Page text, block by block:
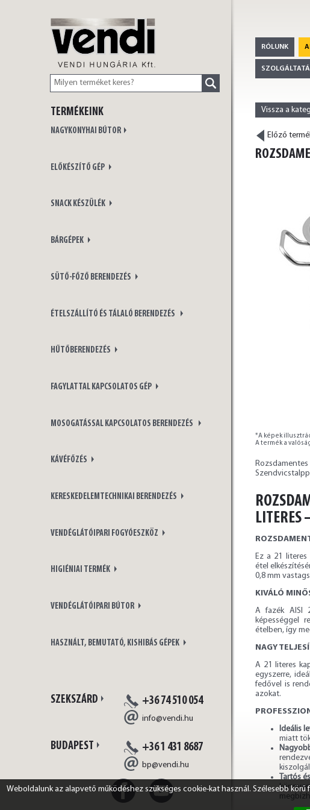
HUNGÁRIA Kft.
TERMÉKEINK
NAGYKONYHAI BÚTOR
ELŐKÉSZÍTŐ GÉP
SNACK KÉSZÜLÉK
BÁRGÉPEK
SÜTŐ-FŐZŐ BERENDEZÉS
ÉTELSZÁLLÍTÓ ÉS TÁLALÓ BERENDEZÉS
HŰTŐBERENDEZÉS
FAGYLATTAL KAPCSOLATOS GÉP
MOSOGATÁSSAL KAPCSOLATOS BERENDEZÉS
KÁVÉFŐZÉS
KERESKEDELEMTECHNIKAI BERENDEZÉS
VENDÉGLÁTÓIPARI FOGYÓESZKÖZ
HIGIÉNIAI TERMÉK
VENDÉGLÁTÓIPARI BÚTOR
HASZNÁLT, BEMUTATÓ, KISHIBÁS GÉPEK
SZEKSZÁRD +36 74 510 054
info@vendi.hu
BUDAPEST +36 1 431 8687
bp@vendi.hu
RÓLUNK
Vissza a
Előző
*A képek
A termék a
LITERES
Ez a 21
étel
0,8 mm
KIVÁLÓ
A fazék AISI
képességgel
ételben, így
NAGY
A 21 literes
egyszerre,
fedővel is
azokat.
Ideális
miatt
Tartós
Weboldalunk az alapvető működéshez szükséges cookie-kat használ. Szélesebb